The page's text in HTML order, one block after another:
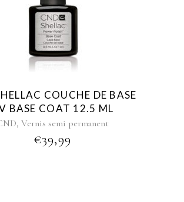
COUCHE DE BASE
BASE COAT 12.5 ML
, Vernis semi permanent
€39,99